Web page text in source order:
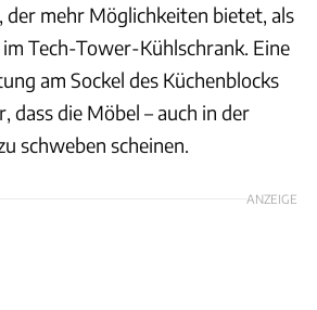
mehr Möglichkeiten bietet, als
Tech-Tower-Kühlschrank. Eine
am Sockel des Küchenblocks
dass die Möbel – auch in der
schweben scheinen.
ANZEIGE